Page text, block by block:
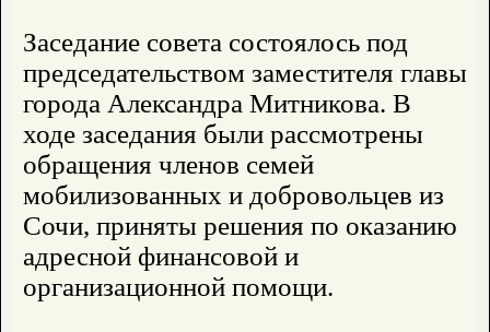
Заседание совета состоялось под
председательством заместителя главы
города Александра Митникова. В
ходе заседания были рассмотрены
обращения членов семей
мобилизованных и добровольцев из
Сочи, приняты решения по оказанию
адресной финансовой и
организационной помощи.